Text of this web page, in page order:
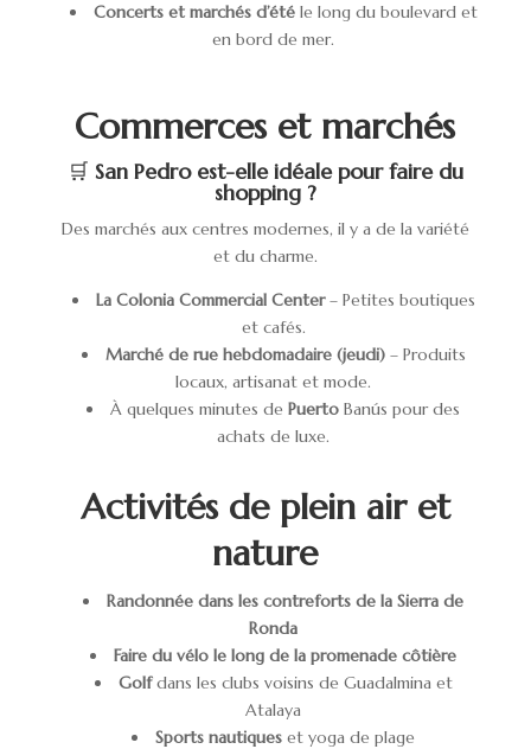
Concerts et marchés d’étéle long du boulevard et
en bord de mer.
Commerces et marchés
🛒 San Pedro est-elle idéale pour faire du
shopping ?
Des marchés aux centres modernes, il y a de la variété
et du charme.
La Colonia Commercial Center– Petites boutiques
et cafés.
Marché de rue hebdomadaire (jeudi)– Produits
locaux, artisanat et mode.
À quelques minutes dePuerto Banús pour des
achats de luxe.
Activités de plein air et
nature
Randonnée dans les contreforts de la Sierra de
Ronda
Faire du vélo le long de la promenade côtière
Golfdans les clubs voisins de Guadalmina et
Atalaya
Sports nautiques et yoga de plage